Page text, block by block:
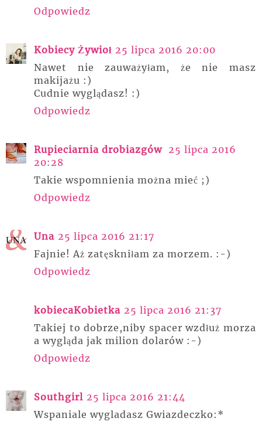
Odpowiedz
Kobiecy Żywioł 25 lipca 2016 20:00
Nawet nie zauważyłam, że nie masz
makijażu :)
Cudnie wyglądasz! :)
Odpowiedz
Rupieciarnia drobiazgów 25 lipca 2016
20:28
Takie wspomnienia można mieć ;)
Odpowiedz
Una 25 lipca 2016 21:17
Fajnie! Aż zatęskniłam za morzem. :-)
Odpowiedz
kobiecaKobietka 25 lipca 2016 21:37
Takiej to dobrze,niby spacer wzdłuż morza
a wygląda jak milion dolarów :-)
Odpowiedz
Southgirl 25 lipca 2016 21:44
Wspaniale wygladasz Gwiazdeczko:*